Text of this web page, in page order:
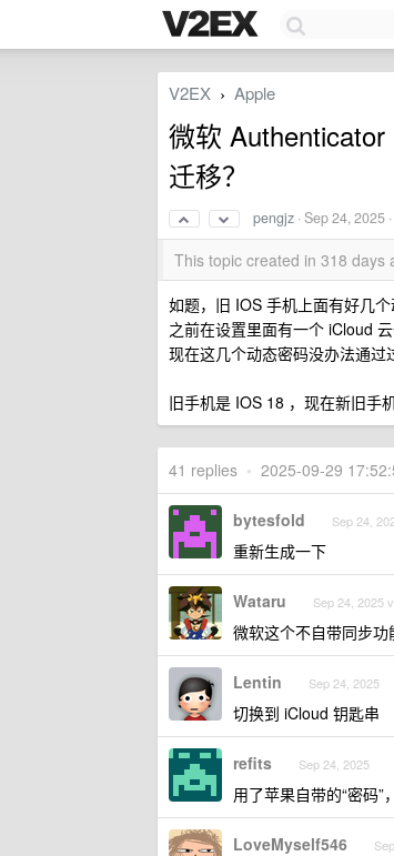
V2EX › Apple
微软
迁移？
pengjz ·Sep 24, 2025
This topic created in 318 days
如题，旧 IOS 手机上面有好几
之前在设置里面有一个 iCloud
现在这几个动态密码没办法通过
旧手机是 IOS 18 ，现在新旧手
41 replies • 2025-09-29
bytesfold Sep 24,
重新生成一下
Wataru Sep 24, 2025
微软这个不自带同步
Lentin Sep 24, 2025
切换到 iCloud 钥匙串
refits Sep 24, 2025
用了苹果自带的“密码
LoveMyself546